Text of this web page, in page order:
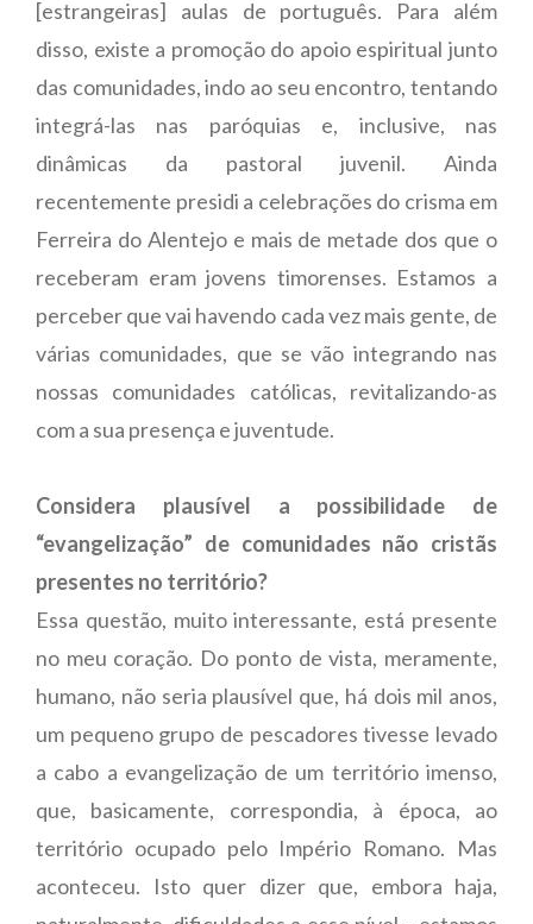
[estrangeiras] aulas de português. Para além
disso, existe a promoção do apoio espiritual junto
das comunidades, indo ao seu encontro, tentando
integrá-las nas paróquias e, inclusive, nas
dinâmicas da pastoral juvenil. Ainda
recentemente presidi a celebrações do crisma em
Ferreira do Alentejo e mais de metade dos que o
receberam eram jovens timorenses. Estamos a
perceber que vai havendo cada vez mais gente, de
várias comunidades, que se vão integrando nas
nossas comunidades católicas, revitalizando-as
com a sua presença e juventude.
Considera plausível a possibilidade de
“evangelização” de comunidades não cristãs
presentes no território?
Essa questão, muito interessante, está presente
no meu coração. Do ponto de vista, meramente,
humano, não seria plausível que, há dois mil anos,
um pequeno grupo de pescadores tivesse levado
a cabo a evangelização de um território imenso,
que, basicamente, correspondia, à época, ao
território ocupado pelo Império Romano. Mas
aconteceu. Isto quer dizer que, embora haja,